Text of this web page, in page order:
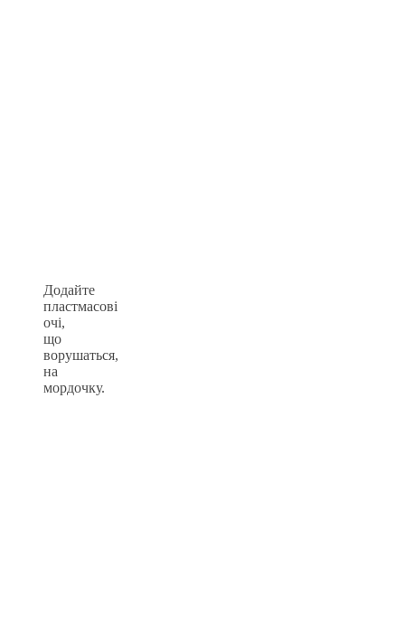
Додайте
пластмасові
очі,
що
ворушаться,
на
мордочку.